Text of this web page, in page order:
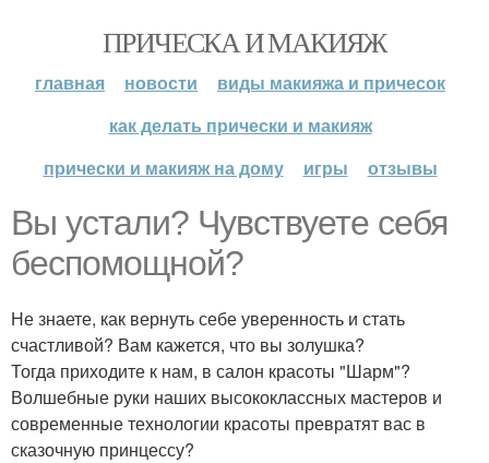
ПРИЧЕСКА И МАКИЯЖ
главная новости
виды макияжа и причесок
как делать прически и макияж
прически и макияж на дому
игры отзывы
Вы устали? Чувствуете себя
беспомощной?
Не знаете, как вернуть себе уверенность и стать
счастливой? Вам кажется, что вы золушка?
Тогда приходите к нам, в салон красоты "Шарм"?
Волшебные руки наших высококлассных мастеров и
современные технологии красоты превратят вас в
сказочную принцессу?